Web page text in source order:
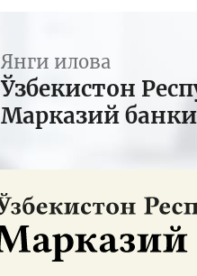
Янги илова
Ўзбекистон
Марказий банки